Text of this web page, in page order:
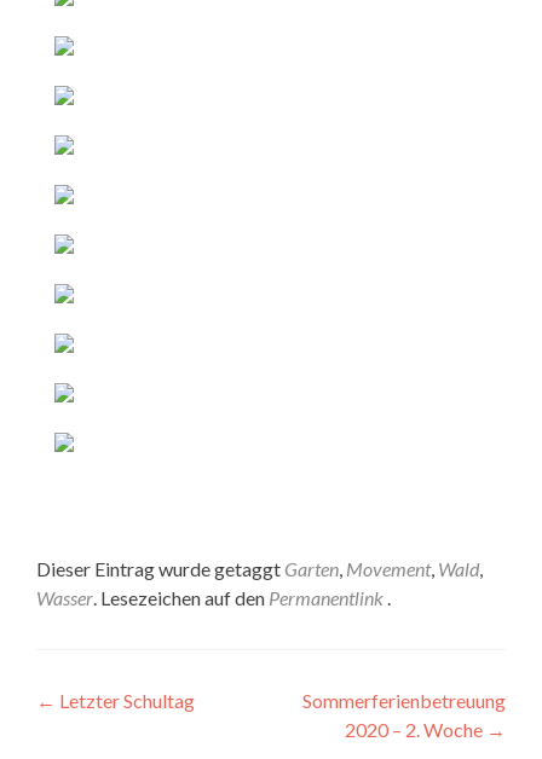
Dieser Eintrag wurde getaggt Garten, Movement, Wald,
Wasser. Lesezeichen auf den Permanentlink .
Artikel-
← Letzter Schultag
Sommerferienbetreuung
2020 – 2. Woche →